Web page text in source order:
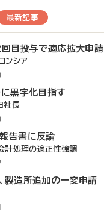
最新記事
目投与で適応拡大申請
ンシア
黒字化目指す
社長
告書に反論
計処理の適正性強調
製造所追加の一変申請